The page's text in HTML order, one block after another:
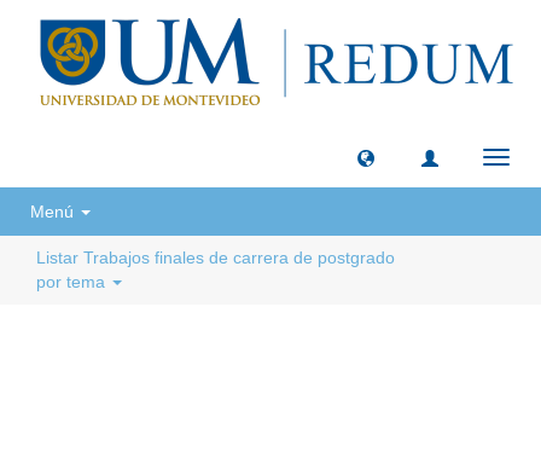
Menú
Listar Trabajos finales de carrera de postgrado
por tema